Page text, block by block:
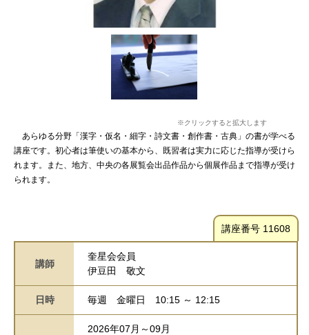
※クリックすると拡大します
あらゆる分野「漢字・仮名・細字・詩文書・創作書・古典」の書が学べる
講座です。初心者は筆使いの基本から、既習者は実力に応じた指導が受けら
れます。また、地方、中央の各展覧会出品作品から個展作品まで指導が受け
られます。
講座番号 11608
講師
奎星会会員
伊豆田 敬文
日時 毎週 金曜日 10:15 ～ 12:15
2026年07月～09月